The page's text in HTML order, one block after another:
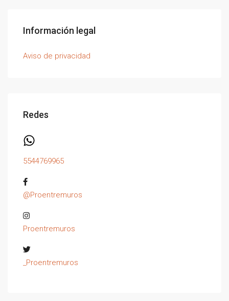
Información legal
Aviso de privacidad
Redes
5544769965
@Proentremuros
Proentremuros
_Proentremuros